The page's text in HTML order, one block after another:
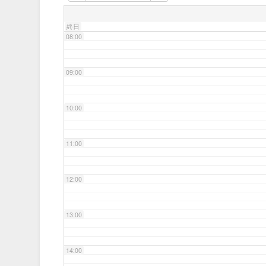
終日
08:00
09:00
10:00
11:00
12:00
13:00
14:00